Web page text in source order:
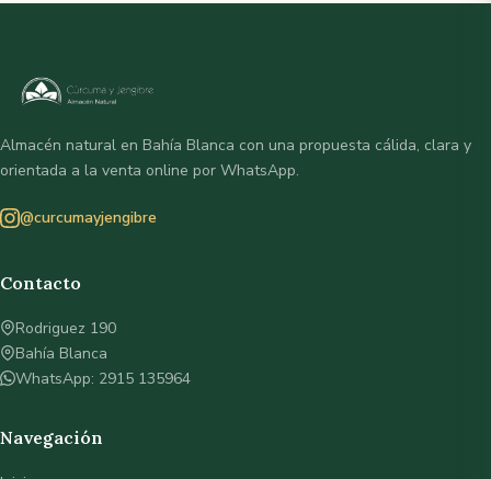
Almacén natural en Bahía Blanca con una propuesta cálida, clara y
orientada a la venta online por WhatsApp.
@curcumayjengibre
Contacto
Rodriguez 190
Bahía Blanca
WhatsApp: 2915 135964
Navegación